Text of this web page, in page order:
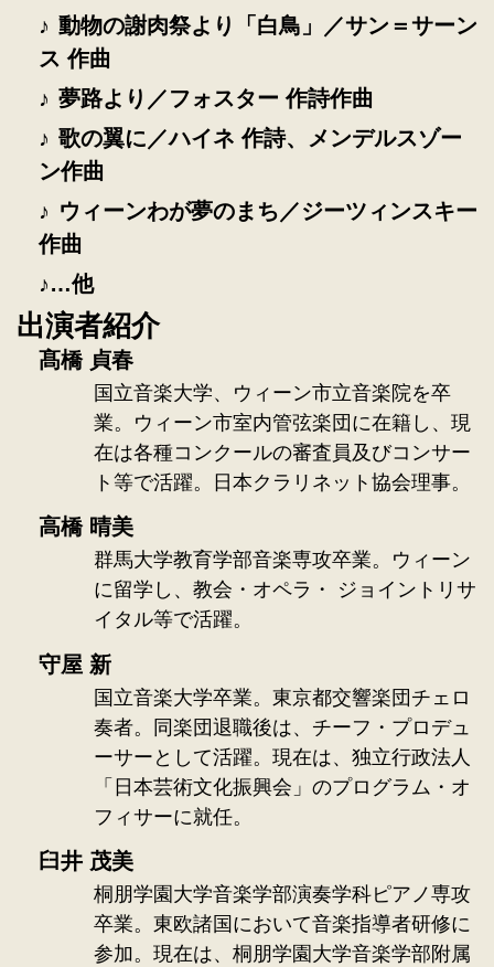
動物の謝肉祭より「白鳥」／サン＝サーン
ス 作曲
夢路より／フォスター 作詩作曲
歌の翼に／ハイネ 作詩、メンデルスゾー
ン作曲
ウィーンわが夢のまち／ジーツィンスキー
作曲
…他
出演者紹介
髙橋 貞春
国立音楽大学、ウィーン市立音楽院を卒
業。ウィーン市室内管弦楽団に在籍し、現
在は各種コンクールの審査員及びコンサー
ト等で活躍。日本クラリネット協会理事。
高橋 晴美
群馬大学教育学部音楽専攻卒業。ウィーン
に留学し、教会・オペラ・ ジョイントリサ
イタル等で活躍。
守屋 新
国立音楽大学卒業。東京都交響楽団チェロ
奏者。同楽団退職後は、チーフ・プロデュ
ーサーとして活躍。現在は、独立行政法人
「日本芸術文化振興会」のプログラム・オ
フィサーに就任。
臼井 茂美
桐朋学園大学音楽学部演奏学科ピアノ専攻
卒業。東欧諸国において音楽指導者研修に
参加。現在は、桐朋学園大学音楽学部附属